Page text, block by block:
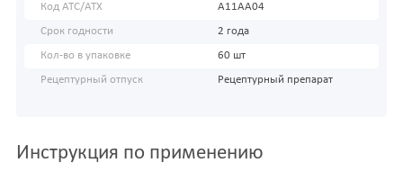
Код АТС/ATX A11AA04
Срок годности 2 года
Кол-во в упаковке 60 шт
Рецептурный отпуск Рецептурный препарат
Инструкция по применению